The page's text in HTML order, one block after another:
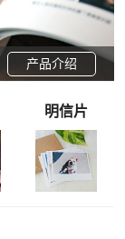
产品介绍
产品介绍
产品介绍
产品介绍
明信片